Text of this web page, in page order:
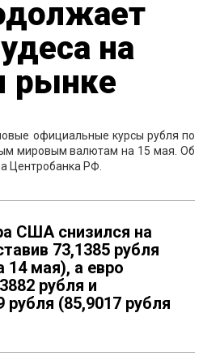
на
рынке
официальные курсы рубля по
мировым валютам на 15 мая. Об
Центробанка РФ.
США снизился на
73,1385 рубля
14 мая), а евро
рубля и
рубля (85,9017 рубля